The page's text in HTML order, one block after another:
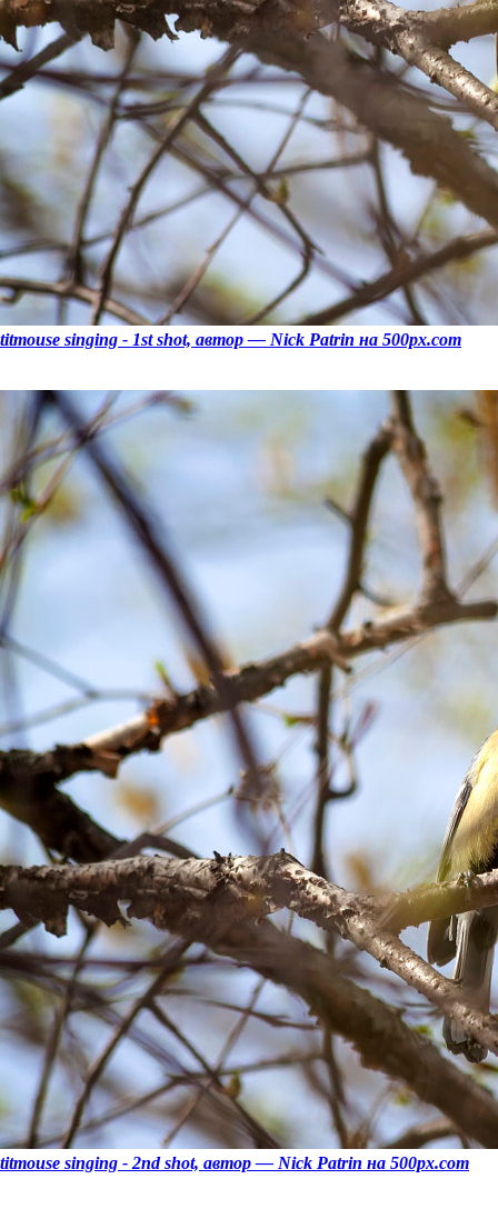
titmouse singing - 1st shot, автор — Nick Patrin на 500px.com
titmouse singing - 2nd shot, автор — Nick Patrin на 500px.com